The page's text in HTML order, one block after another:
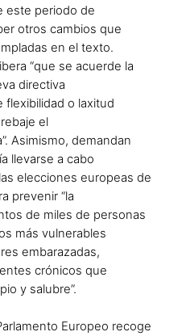
este periodo de
otros cambios que
en el texto.
“que se acuerde la
directiva
flexibilidad o laxitud
el
Asimismo, demandan
llevarse a cabo
elecciones europeas de
prevenir “la
de miles de personas
más vulnerables
embarazadas,
crónicos que
y salubre”.
Europeo recoge